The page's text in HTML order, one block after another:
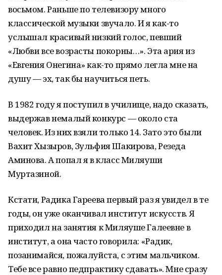
восьмом. Раньше по телевизору много
классической музыки звучало. И я как-то
услышал красивый низкий голос, певший
«Любви все возрасты покорны…». Эта ария из
«Евгения Онегина» как-то прямо легла мне на
душу — эх, так бы научиться петь.
В 1982 году я поступил в училище, надо сказать,
выдержав немалый конкурс — около ста
человек. Из них взяли только 14. Зато это были
Вахит Хызыров, Зульфия Шакирова, Резеда
Аминова. А попал я в класс Миляуши
Муртазиной.
Кстати, Радика Гареева первый раз я увидел в те
годы, он уже оканчивал институт искусств. Я
приходил на занятия к Миляуше Галеевне в
институт, а она часто говорила: «Радик,
позанимайся, пожалуйста, с этим мальчиком.
Тебе все равно педпрактику сдавать». Мне сразу